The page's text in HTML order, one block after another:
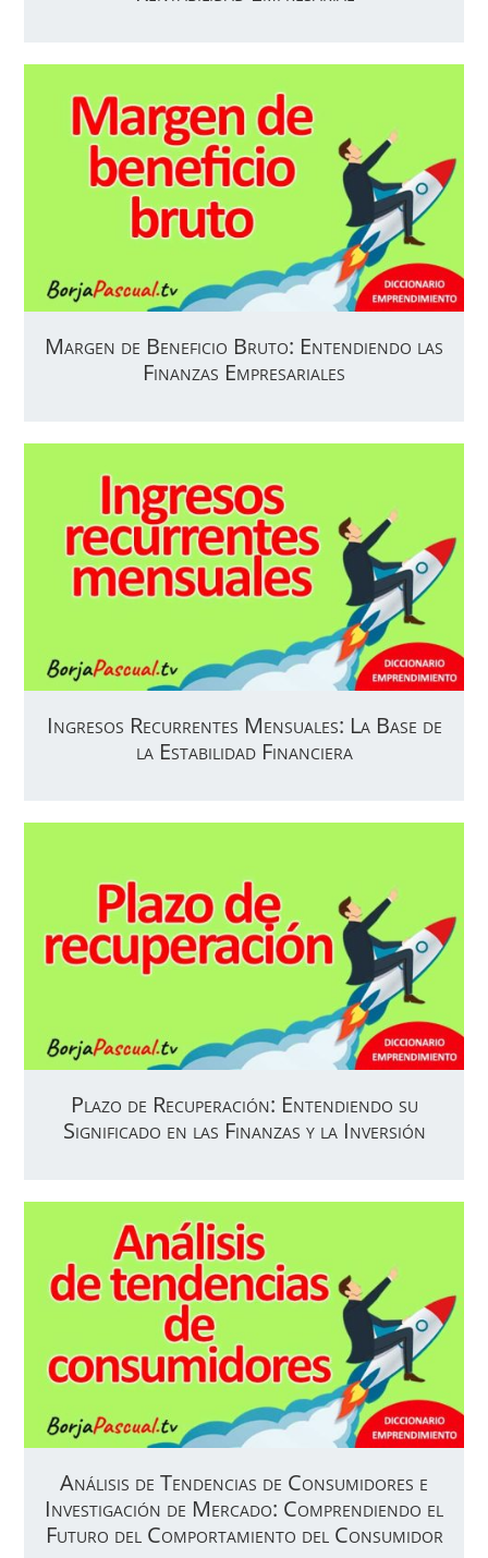
Margen de Beneficio Bruto: Entendiendo las
Finanzas Empresariales
Ingresos Recurrentes Mensuales: La Base de
la Estabilidad Financiera
Plazo de Recuperación: Entendiendo su
Significado en las Finanzas y la Inversión
Análisis de Tendencias de Consumidores e
Investigación de Mercado: Comprendiendo el
Futuro del Comportamiento del Consumidor